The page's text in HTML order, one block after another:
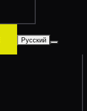
Русский